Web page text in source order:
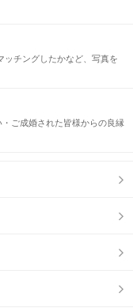
ッチングしたかなど、写真を
ご成婚された皆様からの良縁